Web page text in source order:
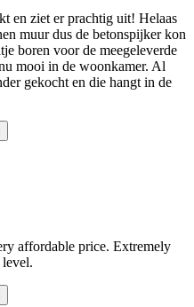
en ziet er prachtig uit! Helaas
muur dus de betonspijker kon
boren voor de meegeleverde
mooi in de woonkamer. Al
gekocht en die hangt in de
affordable price. Extremely